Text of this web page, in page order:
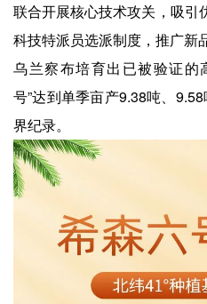
联合开展核心技术攻关，吸引
科技特派员选派制度，推广新
乌兰察布培育出已被验证的
号”达到单季亩产9.38吨、
界纪录。